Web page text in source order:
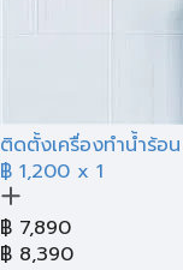
ติดตั้งเครื่องทำน้ำร้
฿ 1,200 x 1
฿ 7,890
฿ 8,390